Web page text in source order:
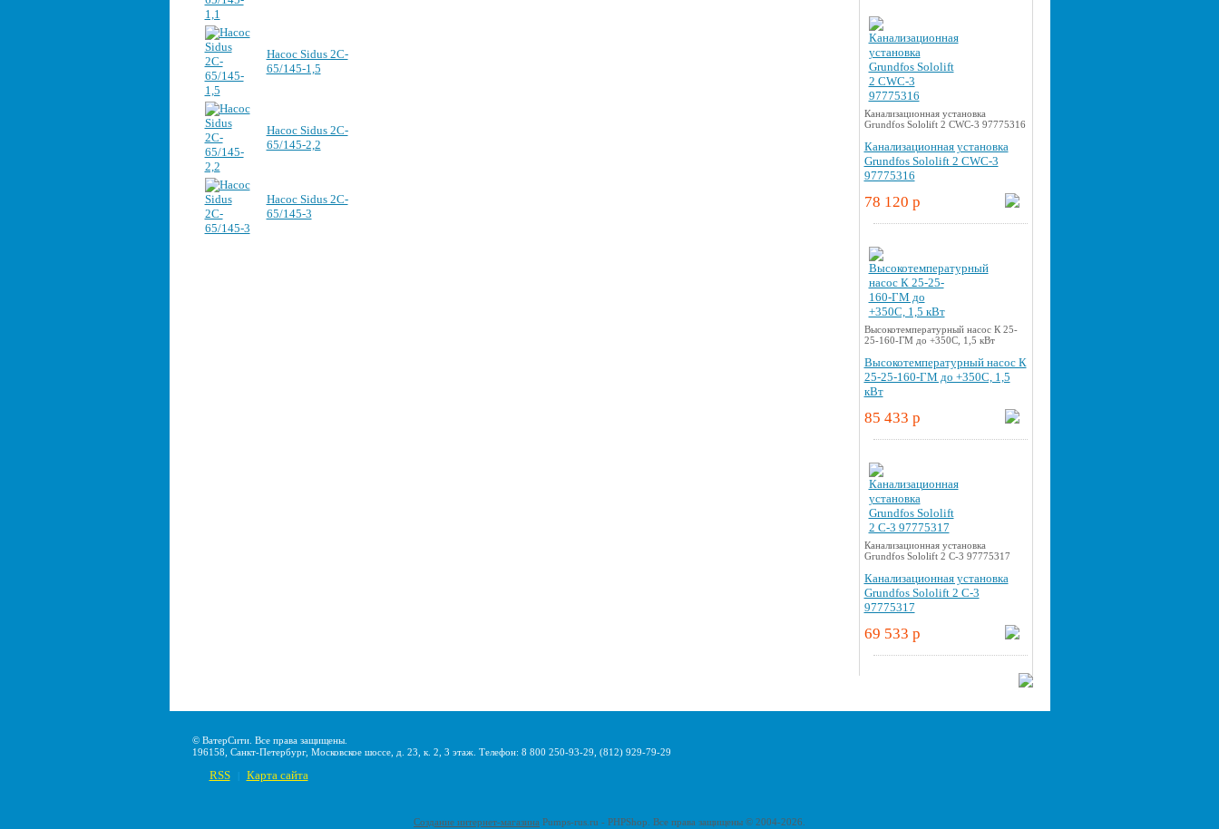
Насос Sidus 2C-
65/145-1,5
Насос Sidus 2C-
65/145-2,2
Насос Sidus 2C-
65/145-3
Канализационная установка
Grundfos Sololift 2 CWC-3 97775316
Канализационная установка
Grundfos Sololift 2 CWC-3
97775316
78 120 p
Высокотемпературный насос К 25-
25-160-ГМ до +350С, 1,5 кВт
Высокотемпературный насос К
25-25-160-ГМ до +350С, 1,5
кВт
85 433 p
Канализационная установка
Grundfos Sololift 2 C-3 97775317
Канализационная установка
Grundfos Sololift 2 C-3
97775317
69 533 p
© ВатерСити. Все права защищены.
196158, Санкт-Петербург, Московское шоссе, д. 23, к. 2, 3 этаж. Телефон: 8 800 250-93-29, (812) 929-79-29
RSS Карта сайта
Создание интернет-магазина Pumps-rus.ru - PHPShop. Все права защищены © 2004-2026.